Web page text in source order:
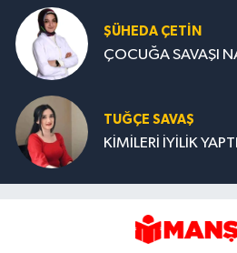
ŞÜHEDA ÇETİN
ÇOCUĞA SAVAŞI
TUĞÇE SAVAŞ
KİMİLERİ İYİLİK